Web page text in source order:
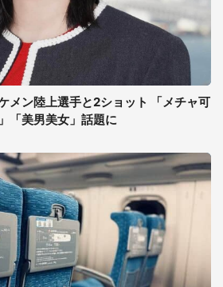
メン陸上選手と2ショット 「メチャ可
「美男美女」話題に